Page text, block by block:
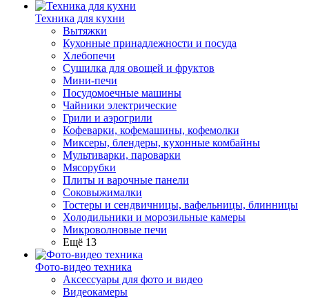
Техника для кухни
Вытяжки
Кухонные принадлежности и посуда
Хлебопечи
Сушилка для овощей и фруктов
Мини-печи
Посудомоечные машины
Чайники электрические
Грили и аэрогрили
Кофеварки, кофемашины, кофемолки
Миксеры, блендеры, кухонные комбайны
Мультиварки, пароварки
Мясорубки
Плиты и варочные панели
Соковыжималки
Тостеры и сендвичницы, вафельницы, блинницы
Холодильники и морозильные камеры
Микроволновые печи
Ещё 13
Фото-видео техника
Аксессуары для фото и видео
Видеокамеры